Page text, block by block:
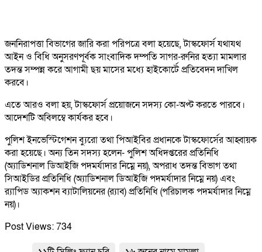
জননিরাপত্তা বিভাগের জারি করা পরিপত্রে বলা হয়েছে, টাস্কফোর্স যথাযথ
আইন ও বিধি অনুসরণপূর্বক সাংবাদিক দম্পতি সাগর-রুনির হত্যা মামলার
তদন্ত সম্পন্ন করে আগামী ছয় মাসের মধ্যে হাইকোর্টে প্রতিবেদন দাখিল
করবে।
এতে আরও বলা হয়, টাস্কফোর্স প্রয়োজনে সদস্য কো-অপ্ট করতে পারবে।
আদেশটি অবিলম্বে কার্যকর হবে।
পুলিশ ইনভেস্টিগেশন ব্যুরো তথা পিআইবির প্রধানকে টাস্কফোর্সের আহ্বায়ক
করা হয়েছে। অন্য তিন সদস্য হলেন- পুলিশ অধিদপ্তরের প্রতিনিধি
(অ্যাডিশনাল ডিআইজি পদমর্যাদার নিম্নে নয়), অপরাধ তদন্ত বিভাগ তথা
সিআইডির প্রতিনিধি (অ্যাডিশনাল ডিআইজি পদমর্যাদার নিম্নে নয়) এবং
র‌্যাপিড অ্যাকশন ব্যাটালিয়নের (র‌্যাব) প্রতিনিধি (পরিচালক পদমর্যাদার নিম্নে
নয়)।
Post Views:734